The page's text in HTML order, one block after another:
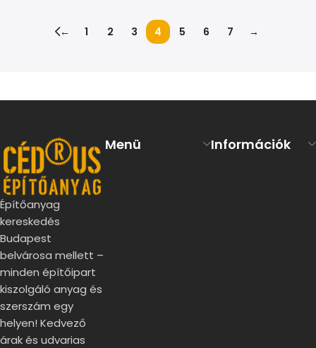
← 1 2 3 4 5 6 7 →
Építőanyag
kereskedés
Budapest
belvárosa mellett –
minden építőipart
kiszolgáló anyag és
szerszám egy
helyen! Kedvező
árak és udvarias
Menü Információk